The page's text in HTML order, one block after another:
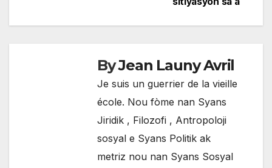
ByJean Launy Avril
Je suis un guerrier de la vieille
école. Nou fòme nan Syans
Jiridik , Filozofi , Antropoloji
sosyal e Syans Politik ak
metriz nou nan Syans Sosyal